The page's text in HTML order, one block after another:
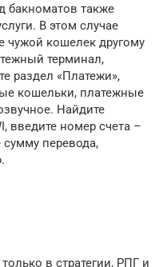
бакноматов также
В этом случае
кошелек другому
терминал,
раздел «Платежи»,
кошельки, платежные
Найдите
введите номер счета –
сумму перевода,
в стратегии, РПГ и